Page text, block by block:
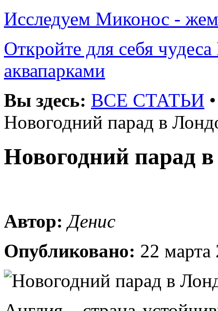
Исследуем Миконос -
Откройте для себя
аквапарками
Вы здесь: ВСЕ СТАТЬИ
Новогодний парад в
Новогодний парад
Автор: Денис
Опубликовано: 22